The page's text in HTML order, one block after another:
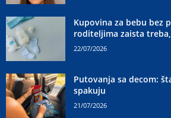
Kupovina za bebu bez
roditeljima zaista
22/07/2026
Putovanja sa decom:
spakuju
21/07/2026